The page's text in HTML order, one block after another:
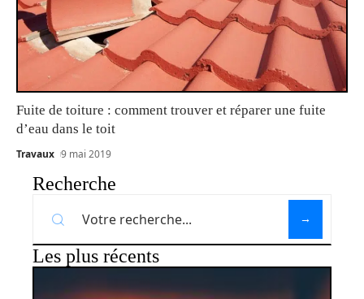
Fuite de toiture : comment trouver et réparer une fuite
d’eau dans le toit
Travaux 9 mai 2019
Recherche
Les plus récents